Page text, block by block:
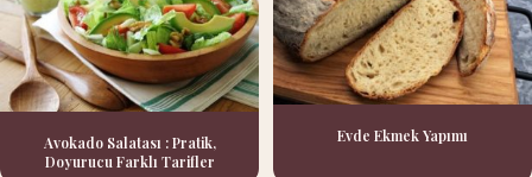
Avokado Salatası : Pratik,
Doyurucu Farklı Tarifler
Evde Ekmek Yapımı